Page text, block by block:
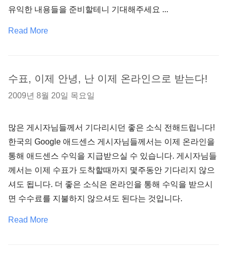
유익한 내용들을 준비할테니 기대해주세요 ...
Read More
수표, 이제 안녕, 난 이제 온라인으로 받는다!
2009년 8월 20일 목요일
많은 게시자님들께서 기다리시던 좋은 소식 전해드립니다!
한국의 Google 애드센스 게시자님들께서는 이제 온라인을
통해 애드센스 수익을 지급받으실 수 있습니다. 게시자님들
께서는 이제 수표가 도착할때까지 몇주동안 기다리지 않으
셔도 됩니다. 더 좋은 소식은 온라인을 통해 수익을 받으시
면 수수료를 지불하지 않으셔도 된다는 것입니다.
Read More